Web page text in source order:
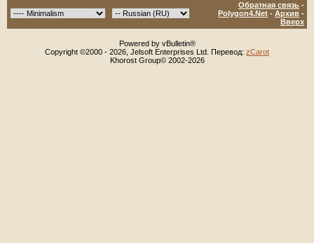
Обратная связь -
Polygon4.Net - Архив -
Вверх
Powered by vBulletin®
Copyright ©2000 - 2026, Jelsoft Enterprises Ltd. Перевод: zCarot
Khorost Group© 2002-2026